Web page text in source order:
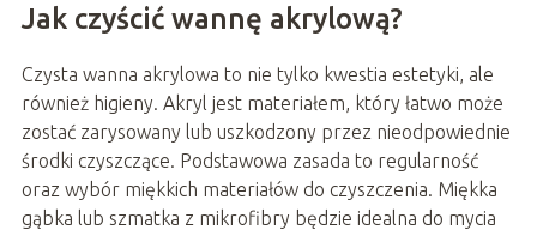
Jak czyścić wannę akrylową?
Czysta wanna akrylowa to nie tylko kwestia estetyki, ale
również higieny. Akryl jest materiałem, który łatwo może
zostać zarysowany lub uszkodzony przez nieodpowiednie
środki czyszczące. Podstawowa zasada to regularność
oraz wybór miękkich materiałów do czyszczenia. Miękka
gąbka lub szmatka z mikrofibry będzie idealna do mycia